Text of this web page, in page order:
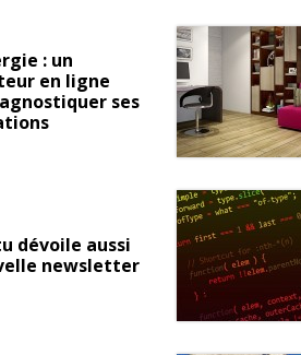
: un
en ligne
ses
dévoile aussi
newsletter